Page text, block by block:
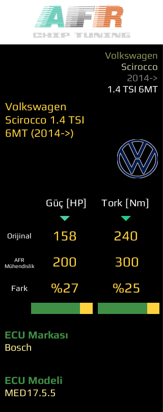
Volkswagen
Scirocco
2014->
1.4 TSI 6MT
Volkswagen
Scirocco 1.4 TSI
6MT (2014->)
Güç [HP] Tork [Nm]
Orijinal 158 240
AFR
Mühendislik
200 300
Fark %27 %25
ECU Markası
Bosch
ECU Modeli
MED17.5.5